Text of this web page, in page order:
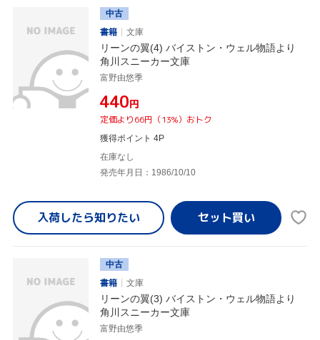
中古
書籍
文庫
リーンの翼(4) バイストン・ウェル物語より
角川スニーカー文庫
富野由悠季
¥440円
定価より66円（13%）おトク
獲得ポイント 4P
在庫なし
発売年月日：1986/10/10
入荷したら知りたい
中古
書籍
文庫
リーンの翼(3) バイストン・ウェル物語より
角川スニーカー文庫
富野由悠季